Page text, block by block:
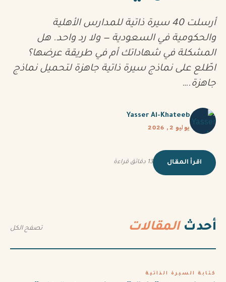
أرسلت 40 سيرة ذاتية للمدارس الأهلية
والحكومية في السعودية — ولا رد واحد. هل
المشكلة في شهاداتك أم في طريقة عرضها؟
اطّلع على نماذج سيرة ذاتية جاهزة لتحميل نماذج
جاهزة.…
Yasser Al-Khateeb
يوليو 2, 2026
اقرأ المقال 13 دقائق قراءة
أحدثالمقالات تصفح الكل
كتابة السيرة الذاتية